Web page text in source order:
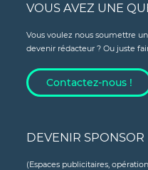
VOUS AVEZ UNE
Vous voulez nous soumettre
devenir rédacteur ? Ou juste
Contactez-nous !
DEVENIR SPONSOR
(Espaces publicitaires,